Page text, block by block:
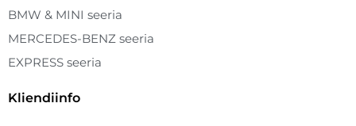
BMW & MINI seeria
MERCEDES-BENZ seeria
EXPRESS seeria
Kliendiinfo